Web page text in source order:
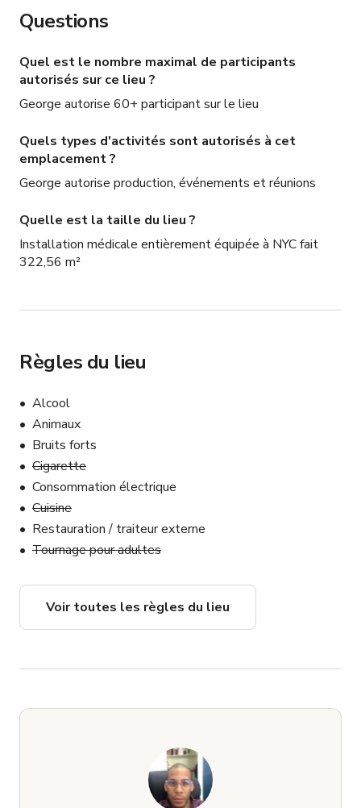
Questions
Quel est le nombre maximal de participants
autorisés sur ce lieu ?
George autorise 60+ participant sur le lieu
Quels types d'activités sont autorisés à cet
emplacement ?
George autorise production, événements et réunions
Quelle est la taille du lieu ?
Installation médicale entièrement équipée à NYC fait
322,56 m²
Règles du lieu
Alcool
Animaux
Bruits forts
Cigarette
Consommation électrique
Cuisine
Restauration / traiteur externe
Tournage pour adultes
Voir toutes les règles du lieu